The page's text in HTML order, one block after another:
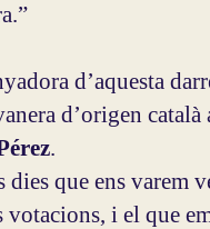
d’aquesta
d’origen
.
dies que ens varem
votacions, i el que